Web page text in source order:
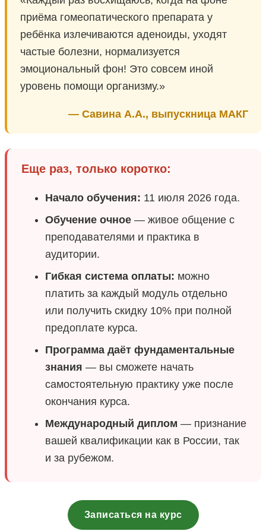
приёма гомеопатического препарата у
ребёнка излечиваются аденоиды, уходят
частые болезни, нормализуется
эмоциональный фон! Это совсем иной
уровень помощи организму.»
— Савина А.А., выпускница МАКГ
Еще раз, только коротко:
Начало обучения: 11 июля 2026 года.
Обучение очное — живое общение с
преподавателями и практика в
аудитории.
Гибкая система оплаты: можно
платить за каждый модуль отдельно
или получить скидку 10% при полной
предоплате курса.
Программа даёт фундаментальные
знания — вы сможете начать
самостоятельную практику уже после
окончания курса.
Международный диплом — признание
вашей квалификации как в России, так
и за рубежом.
Записаться на курс